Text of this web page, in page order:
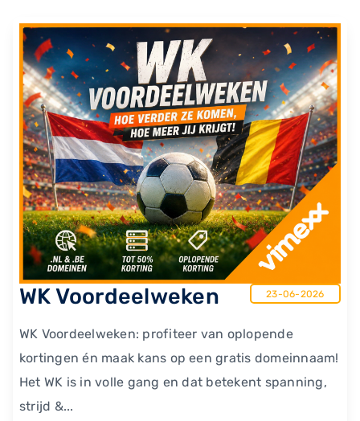
WK Voordeelweken 23-06-2026
WK Voordeelweken: profiteer van oplopende
kortingen én maak kans op een gratis domeinnaam!
Het WK is in volle gang en dat betekent spanning,
strijd &...